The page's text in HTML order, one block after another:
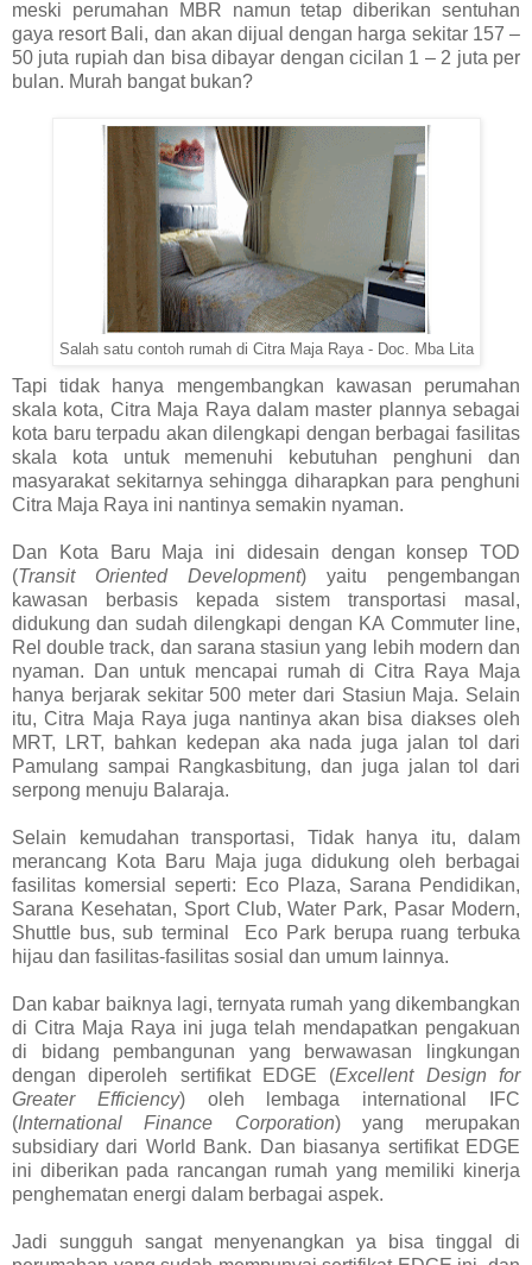
meski perumahan MBR namun tetap diberikan sentuhan
gaya resort Bali, dan akan dijual dengan harga sekitar 157 –
50 juta rupiah dan bisa dibayar dengan cicilan 1 – 2 juta per
bulan. Murah bangat bukan?
Salah satu contoh rumah di Citra Maja Raya - Doc. Mba Lita
Tapi tidak hanya mengembangkan kawasan perumahan
skala kota, Citra Maja Raya dalam master plannya sebagai
kota baru terpadu akan dilengkapi dengan berbagai fasilitas
skala kota untuk memenuhi kebutuhan penghuni dan
masyarakat sekitarnya sehingga diharapkan para penghuni
Citra Maja Raya ini nantinya semakin nyaman.
Dan Kota Baru Maja ini didesain dengan konsep TOD
(Transit Oriented Development) yaitu pengembangan
kawasan berbasis kepada sistem transportasi masal,
didukung dan sudah dilengkapi dengan KA Commuter line,
Rel double track, dan sarana stasiun yang lebih modern dan
nyaman. Dan untuk mencapai rumah di Citra Raya Maja
hanya berjarak sekitar 500 meter dari Stasiun Maja. Selain
itu, Citra Maja Raya juga nantinya akan bisa diakses oleh
MRT, LRT, bahkan kedepan aka nada juga jalan tol dari
Pamulang sampai Rangkasbitung, dan juga jalan tol dari
serpong menuju Balaraja.
Selain kemudahan transportasi, Tidak hanya itu, dalam
merancang Kota Baru Maja juga didukung oleh berbagai
fasilitas komersial seperti: Eco Plaza, Sarana Pendidikan,
Sarana Kesehatan, Sport Club, Water Park, Pasar Modern,
Shuttle bus, sub terminal
Eco Park berupa ruang terbuka
hijau dan fasilitas-fasilitas sosial dan umum lainnya.
Dan kabar baiknya lagi, ternyata rumah yang dikembangkan
di Citra Maja Raya ini juga telah mendapatkan pengakuan
di bidang pembangunan yang berwawasan lingkungan
dengan diperoleh sertifikat EDGE (Excellent Design for
Greater Efficiency) oleh lembaga international IFC
(International Finance Corporation) yang merupakan
subsidiary dari World Bank. Dan biasanya sertifikat EDGE
ini diberikan pada rancangan rumah yang memiliki kinerja
penghematan energi dalam berbagai aspek.
Jadi sungguh sangat menyenangkan ya bisa tinggal di